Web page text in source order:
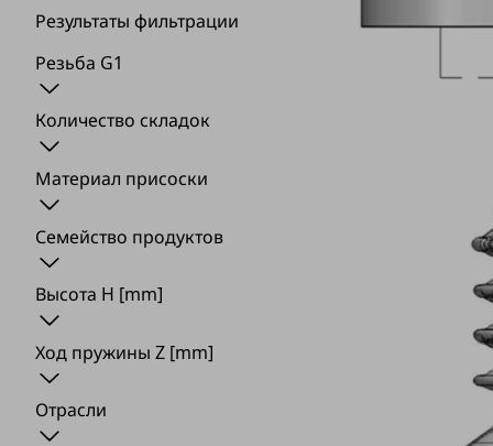
Результаты фильтрации
Резьба G1
Количество складок
Материал присоски
Семейство продуктов
Высота H [mm]
Ход пружины Z [mm]
Отрасли